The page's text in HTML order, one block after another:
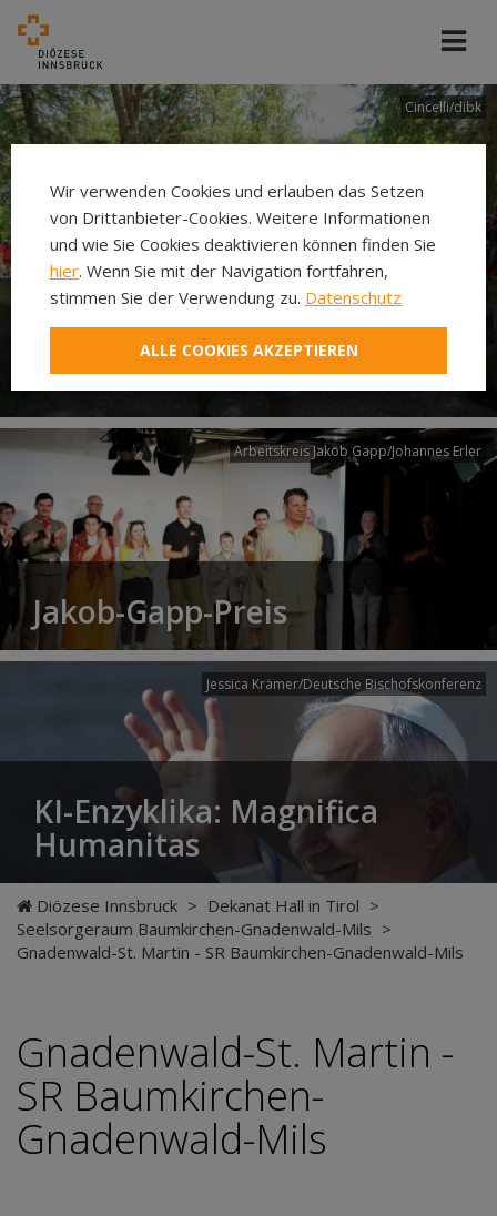
Cincelli/dibk
Neuer Pilgerweg Via
Laudato si’
Arbeitskreis Jakob Gapp/Johannes Erler
Jakob-Gapp-Preis
Jessica Krämer/Deutsche Bischofskonferenz
KI-Enzyklika: Magnifica
Humanitas
Diözese Innsbruck > Dekanat Hall in Tirol >
Seelsorgeraum Baumkirchen-Gnadenwald-Mils >
Gnadenwald-St. Martin - SR Baumkirchen-Gnadenwald-Mils
Gnadenwald-St. Martin -
SR Baumkirchen-
Gnadenwald-Mils
Wir verwenden Cookies und erlauben das Setzen
von Drittanbieter-Cookies. Weitere Informationen
und wie Sie Cookies deaktivieren können finden Sie
hier. Wenn Sie mit der Navigation fortfahren,
stimmen Sie der Verwendung zu. Datenschutz
ALLE COOKIES AKZEPTIEREN